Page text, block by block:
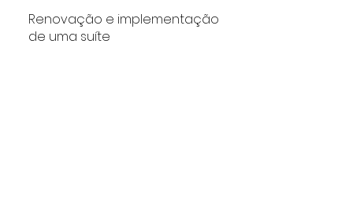
Renovação e implementação
de uma suíte